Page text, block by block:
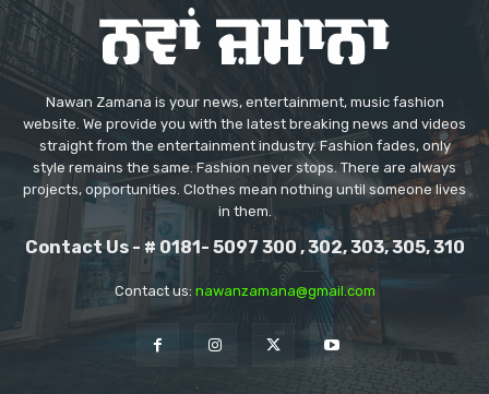
Nawan Zamana is your news, entertainment, music fashion
website. We provide you with the latest breaking news and videos
straight from the entertainment industry. Fashion fades, only
style remains the same. Fashion never stops. There are always
projects, opportunities. Clothes mean nothing until someone lives
in them.
Contact Us - # 0181- 5097 300 , 302, 303, 305, 310
Contact us: nawanzamana@gmail.com